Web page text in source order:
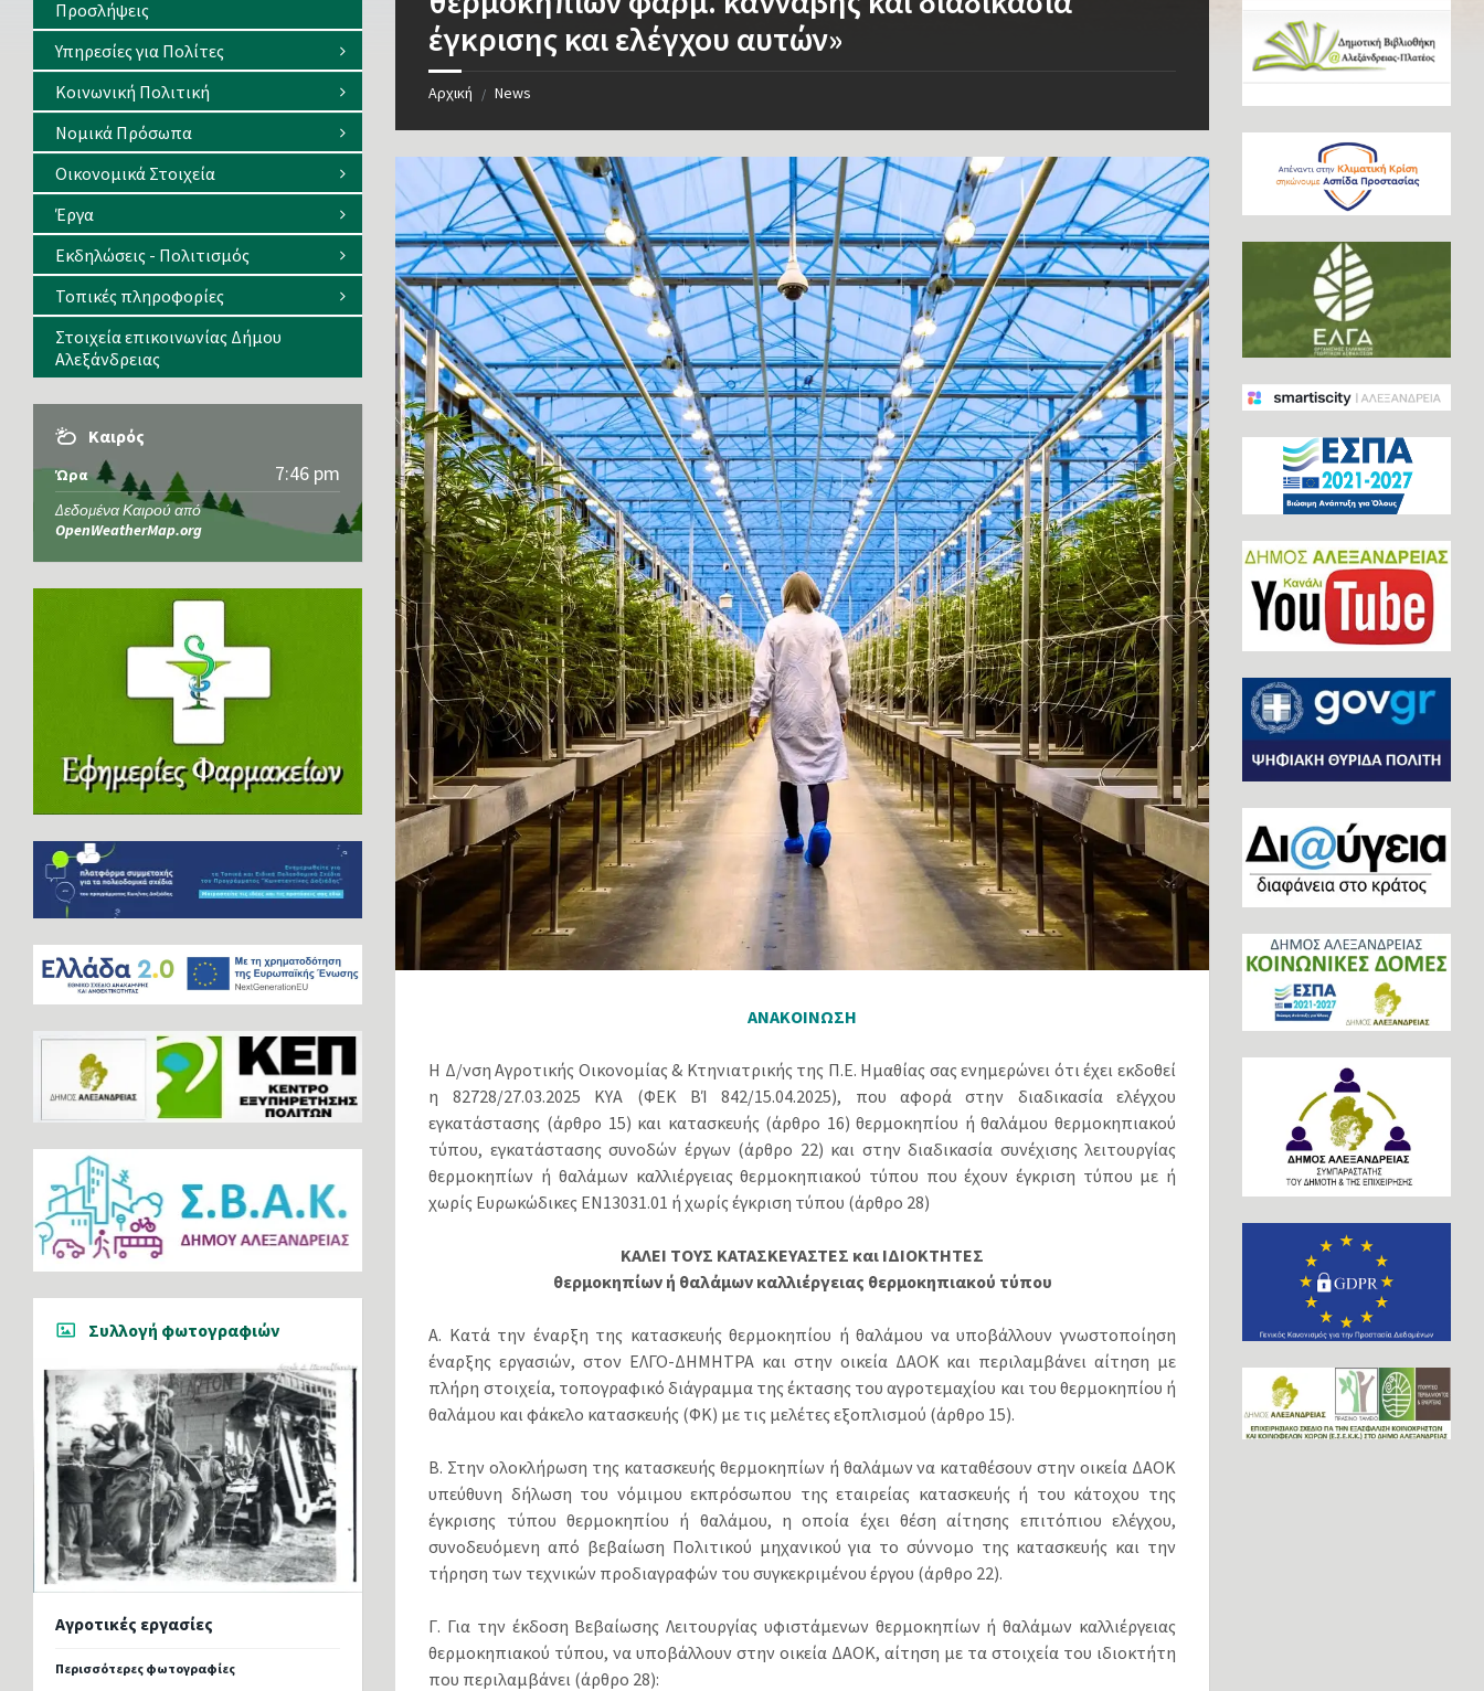
έγκρισης και ελέγχου αυτών»
Αρχική / News
ΑΝΑΚΟΙΝΩΣΗ
Η Δ/νση Αγροτικής Οικονομίας & Κτηνιατρικής της Π.Ε. Ημαθίας σας ενημερώνει ότι έχει εκδοθεί
η 82728/27.03.2025 ΚΥΑ (ΦΕΚ ΒΊ 842/15.04.2025), που αφορά στην διαδικασία ελέγχου
εγκατάστασης (άρθρο 15) και κατασκευής (άρθρο 16) θερμοκηπίου ή θαλάμου θερμοκηπιακού
τύπου, εγκατάστασης συνοδών έργων (άρθρο 22) και στην διαδικασία συνέχισης λειτουργίας
θερμοκηπίων ή θαλάμων καλλιέργειας θερμοκηπιακού τύπου που έχουν έγκριση τύπου με ή
χωρίς Ευρωκώδικες ΕΝ13031.01 ή χωρίς έγκριση τύπου (άρθρο 28)
ΚΑΛΕΙ ΤΟΥΣ ΚΑΤΑΣΚΕΥΑΣΤΕΣ και ΙΔΙΟΚΤΗΤΕΣ
θερμοκηπίων ή θαλάμων καλλιέργειας θερμοκηπιακού τύπου
Α. Κατά την έναρξη της κατασκευής θερμοκηπίου ή θαλάμου να υποβάλλουν γνωστοποίηση
έναρξης εργασιών, στον ΕΛΓΟ-ΔΗΜΗΤΡΑ και στην οικεία ΔΑΟΚ και περιλαμβάνει αίτηση με
πλήρη στοιχεία, τοπογραφικό διάγραμμα της έκτασης του αγροτεμαχίου και του θερμοκηπίου ή
θαλάμου και φάκελο κατασκευής (ΦΚ) με τις μελέτες εξοπλισμού (άρθρο 15).
Β. Στην ολοκλήρωση της κατασκευής θερμοκηπίων ή θαλάμων να καταθέσουν στην οικεία ΔΑΟΚ
υπεύθυνη δήλωση του νόμιμου εκπρόσωπου της εταιρείας κατασκευής ή του κάτοχου της
έγκρισης τύπου θερμοκηπίου ή θαλάμου, η οποία έχει θέση αίτησης επιτόπιου ελέγχου,
συνοδευόμενη από βεβαίωση Πολιτικού μηχανικού για το σύννομο της κατασκευής και την
τήρηση των τεχνικών προδιαγραφών του συγκεκριμένου έργου (άρθρο 22).
Γ. Για την έκδοση Βεβαίωσης Λειτουργίας υφιστάμενων θερμοκηπίων ή θαλάμων καλλιέργειας
θερμοκηπιακού τύπου, να υποβάλλουν στην οικεία ΔΑΟΚ, αίτηση με τα στοιχεία του ιδιοκτήτη
που περιλαμβάνει (άρθρο 28):
Προσλήψεις
Υπηρεσίες για Πολίτες
Κοινωνική Πολιτική
Νομικά Πρόσωπα
Οικονομικά Στοιχεία
Έργα
Εκδηλώσεις - Πολιτισμός
Τοπικές πληροφορίες
Στοιχεία επικοινωνίας Δήμου
Αλεξάνδρειας
Καιρός
Ώρα 7:46 pm
Δεδομένα Καιρού από
OpenWeatherMap.org
Συλλογή φωτογραφιών
Αγροτικές εργασίες
Περισσότερες φωτογραφίες